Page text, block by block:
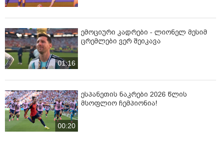
01:16
ემოციური კადრები - ლიონელ მესიმ
ცრემლები ვერ შეიკავა
00:20
ესპანეთის ნაკრები 2026 წლის
მსოფლიო ჩემპიონია!